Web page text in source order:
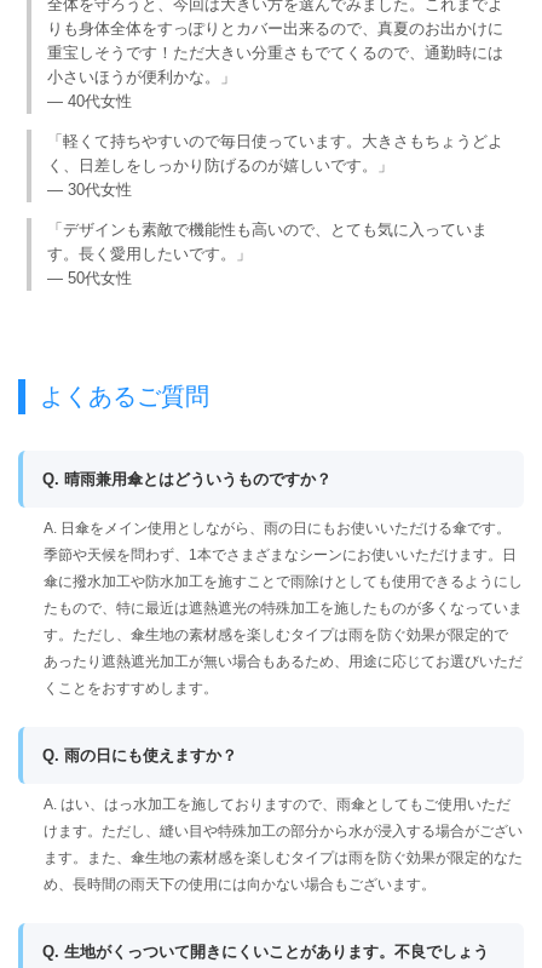
全体を守ろうと、今回は大きい方を選んでみました。これまでよ
りも身体全体をすっぽりとカバー出来るので、真夏のお出かけに
重宝しそうです！ただ大きい分重さもでてくるので、通勤時には
小さいほうが便利かな。」
— 40代女性
「軽くて持ちやすいので毎日使っています。大きさもちょうどよ
く、日差しをしっかり防げるのが嬉しいです。」
— 30代女性
「デザインも素敵で機能性も高いので、とても気に入っていま
す。長く愛用したいです。」
— 50代女性
よくあるご質問
Q. 晴雨兼用傘とはどういうものですか？
A. 日傘をメイン使用としながら、雨の日にもお使いいただける傘です。
季節や天候を問わず、1本でさまざまなシーンにお使いいただけます。日
傘に撥水加工や防水加工を施すことで雨除けとしても使用できるようにし
たもので、特に最近は遮熱遮光の特殊加工を施したものが多くなっていま
す。ただし、傘生地の素材感を楽しむタイプは雨を防ぐ効果が限定的で
あったり遮熱遮光加工が無い場合もあるため、用途に応じてお選びいただ
くことをおすすめします。
Q. 雨の日にも使えますか？
A. はい、はっ水加工を施しておりますので、雨傘としてもご使用いただ
けます。ただし、縫い目や特殊加工の部分から水が浸入する場合がござい
ます。また、傘生地の素材感を楽しむタイプは雨を防ぐ効果が限定的なた
め、長時間の雨天下の使用には向かない場合もございます。
Q. 生地がくっついて開きにくいことがあります。不良でしょう